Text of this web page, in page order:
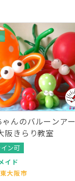
ゃんのバルーンアー
阪きらり教室
ン可
イド
大阪市